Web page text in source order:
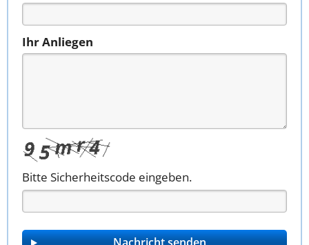
Ihr Anliegen
Bitte Sicherheitscode eingeben.